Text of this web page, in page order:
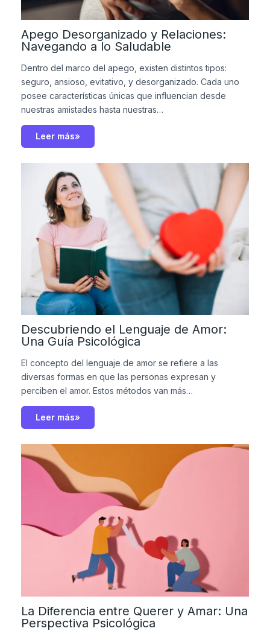
Apego Desorganizado y Relaciones:
Navegando a lo Saludable
Dentro del marco del apego, existen distintos tipos:
seguro, ansioso, evitativo, y desorganizado. Cada uno
posee características únicas que influencian desde
nuestras amistades hasta nuestras…
Leer más»
Descubriendo el Lenguaje de Amor:
Una Guía Psicológica
El concepto del lenguaje de amor se refiere a las
diversas formas en que las personas expresan y
perciben el amor. Estos métodos van más…
Leer más»
La Diferencia entre Querer y Amar: Una
Perspectiva Psicológica